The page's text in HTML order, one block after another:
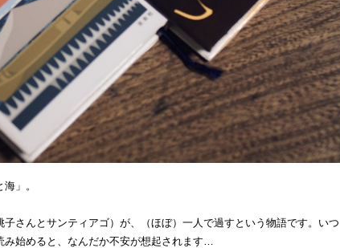
」。
さんとサンティアゴ）が、（ほぼ）一人で過すという物語です。いつ
み始めると、なんだか不安が想起されます…